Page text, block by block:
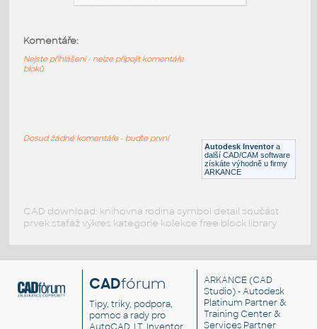
Lego 10091-LtBluishGray
Lego 10089-LtBluishGray
Autodesk Inventor a
další CAD/CAM software
získáte výhodně u firmy
ARKANCE
Komentáře:
Nejste přihlášeni - nelze připojit komentáře
bloků
Dosud žádné komentáře - buďte první
CAD download: knihovna rodina symbol detail součást
prvek stafáž výkres kategorie kolekce free block library
CADfórum
Tipy, triky, podpora,
pomoc a rady pro
ARKANCE (CAD
Studio) - Autodesk
Platinum Partner &
Training Center &
Services Partner